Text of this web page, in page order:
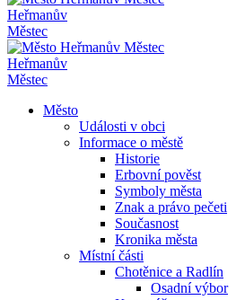
Heřmanův
Městec
Heřmanův
Městec
Město
Události v obci
Informace o městě
Historie
Erbovní pověst
Symboly města
Znak a právo pečeti
Současnost
Kronika města
Místní části
Chotěnice a Radlín
Osadní výbor